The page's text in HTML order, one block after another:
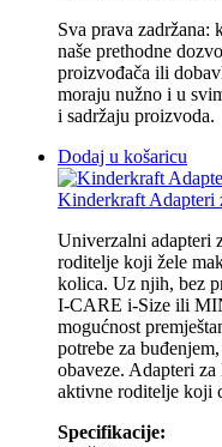
Sva prava zadržana:
naše prethodne
proizvođača ili
moraju nužno i u
i sadržaju proizvoda.
Dodaj u košaricu
Kinderkraft Adapteri
Univerzalni adapteri
roditelje koji žele
kolica. Uz njih, bez
I-CARE i-Size ili
mogućnost
potrebe za
obaveze. Adapteri
aktivne roditelje koji
Specifikacije: